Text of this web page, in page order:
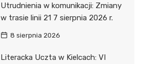
Utrudnienia w komunikacji: Zmiany
w trasie linii 21 7 sierpnia 2026 r.
8 sierpnia 2026
Literacka Uczta w Kielcach: VI